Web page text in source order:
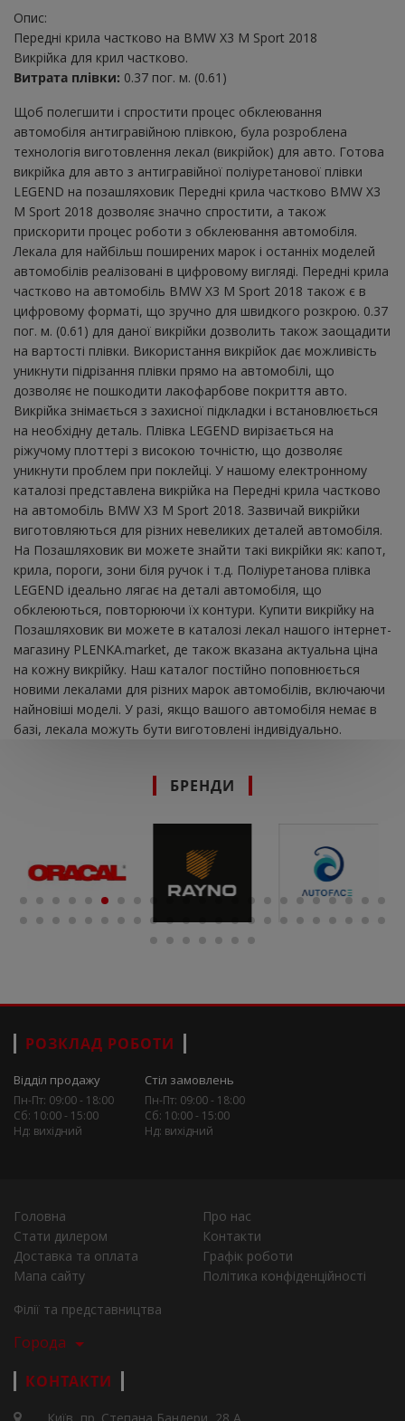
Опис:
Передні крила частково на BMW X3 M Sport 2018
Викрійка для крил частково.
Витрата плівки: 0.37 пог. м. (0.61)
Щоб полегшити і спростити процес обклеювання
автомобіля антигравійною плівкою, була розроблена
технологія виготовлення лекал (викрійок) для авто. Готова
викрійка для авто з антигравійної поліуретанової плівки
LEGEND на позашляховик Передні крила частково BMW X3
M Sport 2018 дозволяє значно спростити, а також
прискорити процес роботи з обклеювання автомобіля.
Лекала для найбільш поширених марок і останніх моделей
автомобілів реалізовані в цифровому вигляді. Передні крила
частково на автомобіль BMW X3 M Sport 2018 також є в
цифровому форматі, що зручно для швидкого розкрою. 0.37
пог. м. (0.61) для даної викрійки дозволить також заощадити
на вартості плівки. Використання викрійок дає можливість
уникнути підрізання плівки прямо на автомобілі, що
дозволяє не пошкодити лакофарбове покриття авто.
Викрійка знімається з захисної підкладки і встановлюється
на необхідну деталь. Плівка LEGEND вирізається на
ріжучому плоттері з високою точністю, що дозволяє
уникнути проблем при поклейці. У нашому електронному
каталозі представлена ​​викрійка на Передні крила частково
на автомобіль BMW X3 M Sport 2018. Зазвичай викрійки
виготовляються для різних невеликих деталей автомобіля.
На Позашляховик ви можете знайти такі викрійки як: капот,
крила, пороги, зони біля ручок і т.д. Поліуретанова плівка
LEGEND ідеально лягає на деталі автомобіля, що
обклеюються, повторюючи їх контури. Купити викрійку на
Позашляховик ви можете в каталозі лекал нашого інтернет-
магазину PLENKA.market, де також вказана актуальна ціна
на кожну викрійку. Наш каталог постійно поповнюється
новими лекалами для різних марок автомобілів, включаючи
найновіші моделі. У разі, якщо вашого автомобіля немає в
базі, лекала можуть бути виготовлені індивідуально.
БРЕНДИ
РОЗКЛАД РОБОТИ
Відділ продажу
Пн-Пт: 09:00 - 18:00
Сб: 10:00 - 15:00
Нд: вихідний
Стіл замовлень
Пн-Пт: 09:00 - 18:00
Сб: 10:00 - 15:00
Нд: вихідний
Головна
Про нас
Стати дилером
Контакти
Доставка та оплата
Графік роботи
Мапа сайту
Політика конфіденційності
Філії та представництва
Города
КОНТАКТИ